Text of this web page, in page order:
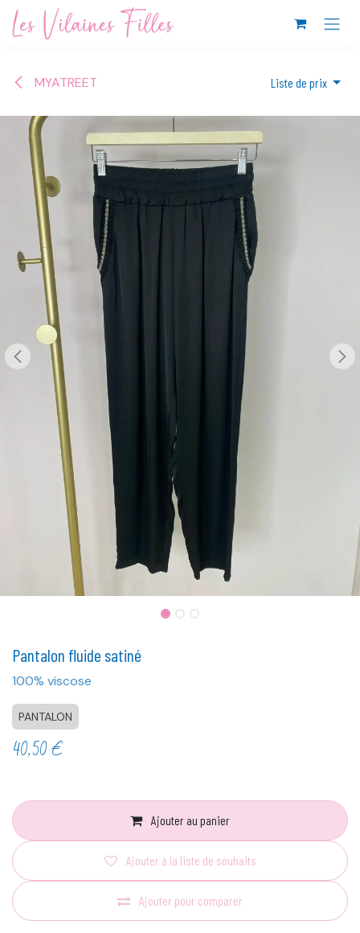
Se rendre au contenu
MYATREET Liste de prix
Pantalon fluide satiné
100% viscose
PANTALON
40,50€
Ajouter au panier
Ajouter pour comparer
Ajouter à la liste de souhaits